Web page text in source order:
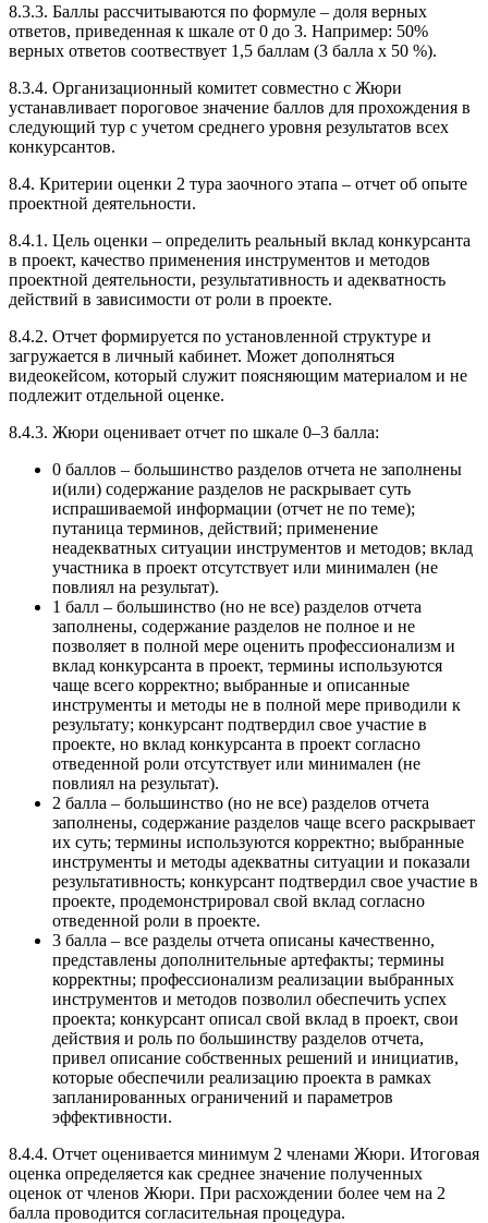
8.3.3. Баллы рассчитываются по формуле – доля верных
ответов, приведенная к шкале от 0 до 3. Например: 50%
верных ответов соотвествует 1,5 баллам (3 балла х 50 %).
8.3.4. Организационный комитет совместно с Жюри
устанавливает пороговое значение баллов для прохождения в
следующий тур с учетом среднего уровня результатов всех
конкурсантов.
8.4. Критерии оценки 2 тура заочного этапа – отчет об опыте
проектной деятельности.
8.4.1. Цель оценки – определить реальный вклад конкурсанта
в проект, качество применения инструментов и методов
проектной деятельности, результативность и адекватность
действий в зависимости от роли в проекте.
8.4.2. Отчет формируется по установленной структуре и
загружается в личный кабинет. Может дополняться
видеокейсом, который служит поясняющим материалом и не
подлежит отдельной оценке.
8.4.3. Жюри оценивает отчет по шкале 0–3 балла:
0 баллов – большинство разделов отчета не заполнены
и(или) содержание разделов не раскрывает суть
испрашиваемой информации (отчет не по теме);
путаница терминов, действий; применение
неадекватных ситуации инструментов и методов; вклад
участника в проект отсутствует или минимален (не
повлиял на результат).
1 балл – большинство (но не все) разделов отчета
заполнены, содержание разделов не полное и не
позволяет в полной мере оценить профессионализм и
вклад конкурсанта в проект, термины используются
чаще всего корректно; выбранные и описанные
инструменты и методы не в полной мере приводили к
результату; конкурсант подтвердил свое участие в
проекте, но вклад конкурсанта в проект согласно
отведенной роли отсутствует или минимален (не
повлиял на результат).
2 балла – большинство (но не все) разделов отчета
заполнены, содержание разделов чаще всего раскрывает
их суть; термины используются корректно; выбранные
инструменты и методы адекватны ситуации и показали
результативность; конкурсант подтвердил свое участие в
проекте, продемонстрировал свой вклад согласно
отведенной роли в проекте.
3 балла – все разделы отчета описаны качественно,
представлены дополнительные артефакты; термины
корректны; профессионализм реализации выбранных
инструментов и методов позволил обеспечить успех
проекта; конкурсант описал свой вклад в проект, свои
действия и роль по большинству разделов отчета,
привел описание собственных решений и инициатив,
которые обеспечили реализацию проекта в рамках
запланированных ограничений и параметров
эффективности.
8.4.4. Отчет оценивается минимум 2 членами Жюри. Итоговая
оценка определяется как среднее значение полученных
оценок от членов Жюри. При расхождении более чем на 2
балла проводится согласительная процедура.